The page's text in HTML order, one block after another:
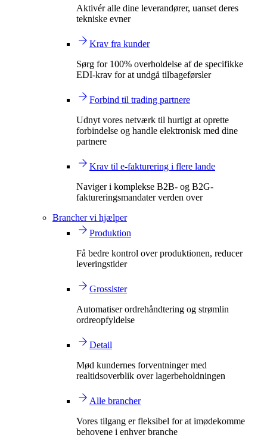
Aktivér alle dine leverandører, uanset deres
tekniske evner
Krav fra kunder
Sørg for 100% overholdelse af de specifikke
EDI-krav for at undgå tilbageførsler
Forbind til trading partnere
Udnyt vores netværk til hurtigt at oprette
forbindelse og handle elektronisk med dine
partnere
Krav til e-fakturering i flere lande
Naviger i komplekse B2B- og B2G-
faktureringsmandater verden over
Brancher vi hjælper
Produktion
Få bedre kontrol over produktionen, reducer
leveringstider
Grossister
Automatiser ordrehåndtering og strømlin
ordreopfyldelse
Detail
Mød kundernes forventninger med
realtidsoverblik over lagerbeholdningen
Alle brancher
Vores tilgang er fleksibel for at imødekomme
behovene i enhver branche